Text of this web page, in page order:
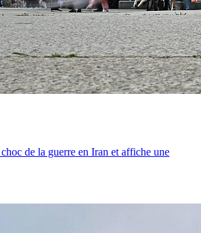
de la guerre en Iran et affiche une